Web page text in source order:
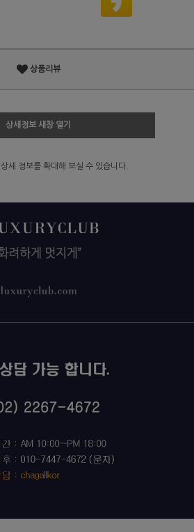
상품리뷰
상세정보 새창 열기
상세 정보를 확대해 보실 수 있습니다.